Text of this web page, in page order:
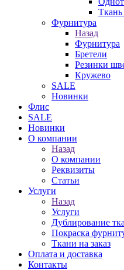
Фурнитура
Назад
Фурнитура
Бретели
Резинки
Кружево
SALE
Новинки
Флис
SALE
Новинки
О компании
Назад
О компании
Реквизиты
Статьи
Услуги
Назад
Услуги
Дублирование
Покраска
Ткани на заказ
Оплата и доставка
Контакты